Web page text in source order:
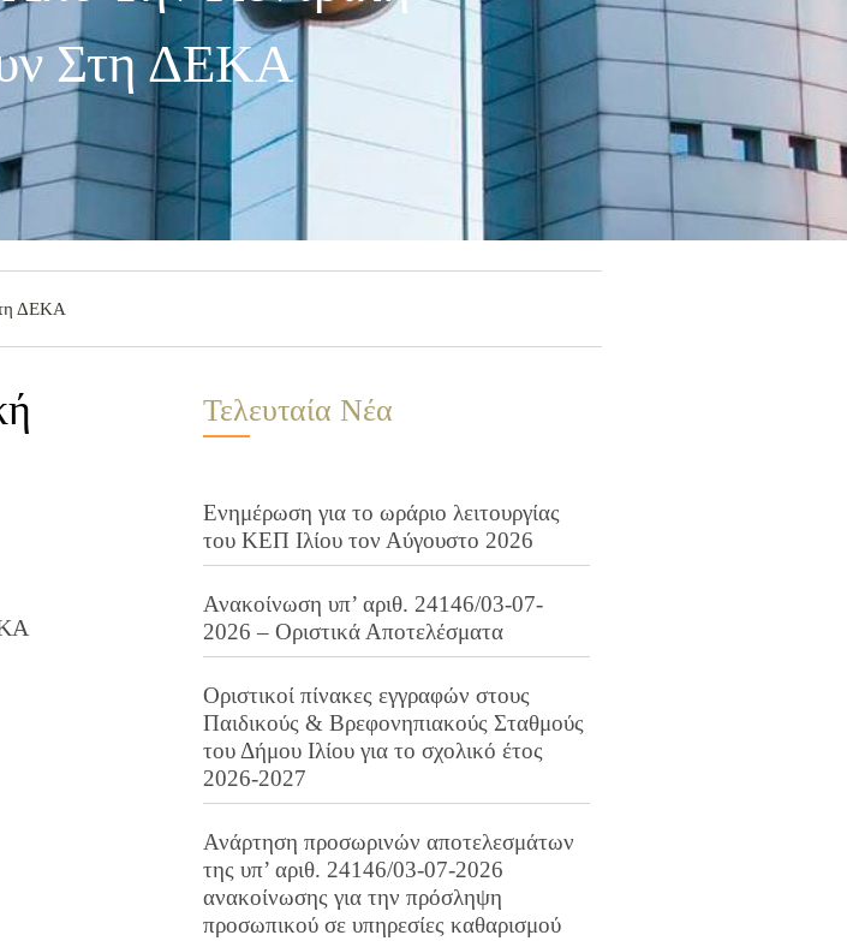
Στη ΔΕΚΑ
ΔΕΚΑ
Τελευταία Νέα
Ενημέρωση για το ωράριο λειτουργίας
του ΚΕΠ Ιλίου τον Αύγουστο 2026
Ανακοίνωση υπ’ αριθ. 24146/03-07-
2026 – Οριστικά Αποτελέσματα
Οριστικοί πίνακες εγγραφών στους
Παιδικούς & Βρεφονηπιακούς Σταθμούς
του Δήμου Ιλίου για το σχολικό έτος
2026-2027
Ανάρτηση προσωρινών αποτελεσμάτων
της υπ’ αριθ. 24146/03-07-2026
ανακοίνωσης για την πρόσληψη
προσωπικού σε υπηρεσίες καθαρισμού